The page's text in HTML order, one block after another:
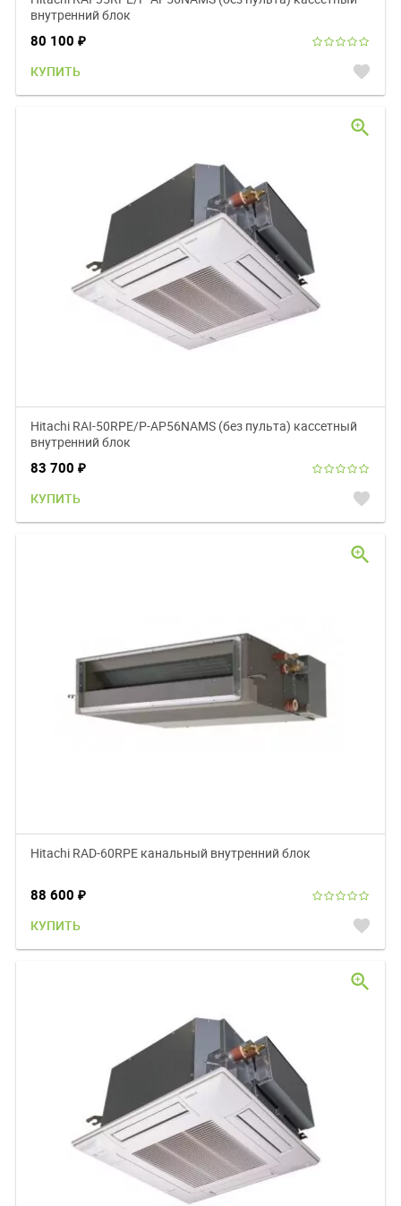
внутренний блок
80 100 ₽
КУПИТЬ favorite
Hitachi RAI-50RPE/P-AP56NAMS (без пульта) кассетный
внутренний блок
83 700 ₽
КУПИТЬ favorite
zoom_in
Hitachi RAD-60RPE канальный внутренний блок
88 600 ₽
КУПИТЬ favorite
zoom_in
zoom_in